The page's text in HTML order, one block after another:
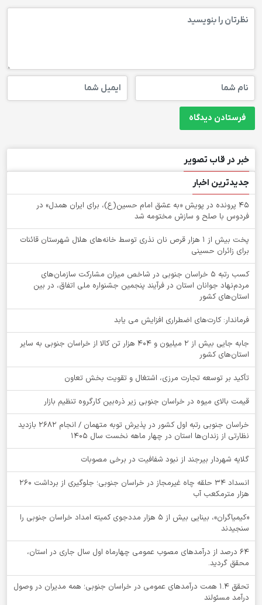
خبر در قاب تصویر
جدیدترین اخبار
۴۵ پرونده در پویش «به عشق امام حسین(ع)، برای ایران همدل» در
فردوس با صلح و سازش مختومه شد
پخت بیش از 1 هزار قرص نان نذری توسط خانه‌های هلال شهرستان قائنات
برای زائران حسینی
کسب رتبه ۵ خراسان جنوبی در شاخص میزان مشارکت سازمان‌های
مردم‌نهاد جوانان استان در فرآیند پنجمین جشنواره ملی اتفاق، در بین
استان‌های کشور
فرماندار: کارت‌های اضطراری افزایش می یابد
جابه جایی بیش از 2 میلیون و 404 هزار تن کالا از خراسان جنوبی به سایر
استان‌های کشور
تأکید بر توسعه تجارت مرزی، اشتغال و تقویت بخش تعاون
قیمت بالای میوه در خراسان جنوبی زیر ذره‌بین کارگروه تنظیم بازار
خراسان جنوبی رتبه اول کشور در پذیرش توبه متهمان / انجام ۲۶۸۲ بازدید
نظارتی از زندان‌ها استان در چهار ماهه نخست سال 1405
گلایه شهردار بیرجند از نبود شفافیت در برخی مصوبات
انسداد ۳۴ حلقه چاه غیرمجاز در خراسان جنوبی؛ جلوگیری از برداشت ۲۶۰
هزار مترمکعب آب
«کیمیاگران»، بینایی بیش از ۵ هزار مددجوی کمیته امداد خراسان جنوبی را
سنجیدند
64 درصد از درآمدهای مصوب عمومی چهارماه اول سال جاری در استان،
محقق گردید.
تحقق ۱.۴ همت درآمدهای عمومی در خراسان جنوبی؛ همه مدیران در وصول
درآمد مسئولند